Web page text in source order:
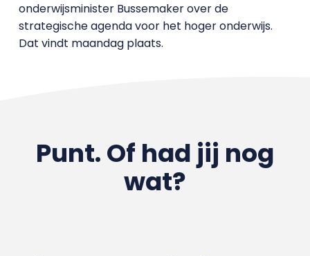
onderwijsminister Bussemaker over de
strategische agenda voor het hoger onderwijs.
Dat vindt maandag plaats.
Punt. Of had jij nog
wat?